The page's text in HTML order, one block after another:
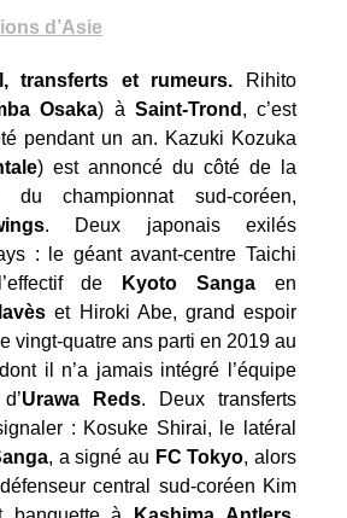
d’Asie
transferts et rumeurs.
Rihito
Osaka) à Saint-Trond , c’est
pendant un an. Kazuki Kozuka
) est annoncé du côté de la
du championnat sud-coréen,
. Deux japonais exilés
: le géant avant-centre Taichi
de
Kyoto Sanga en
et Hiroki Abe, grand espoir
vingt-quatre ans parti en 2019 au
il n’a jamais intégré l’équipe
Urawa Reds. Deux transferts
: Kosuke Shirai, le latéral
, a signé au FC Tokyo, alors
central sud-coréen Kim